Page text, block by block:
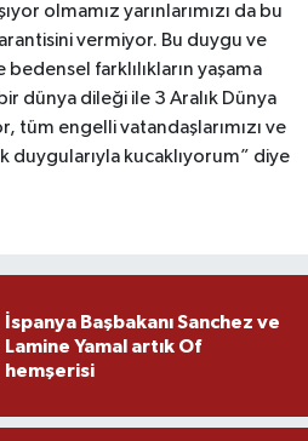
olmamız yarınlarımızı da bu
vermiyor. Bu duygu ve
farklılıkların yaşama
dünya dileği ile 3 Aralık Dünya
tüm engelli vatandaşlarımızı ve
duygularıyla kucaklıyorum” diye
İspanya Başbakanı Sanchez ve
Lamine Yamal artık Of
hemşerisi